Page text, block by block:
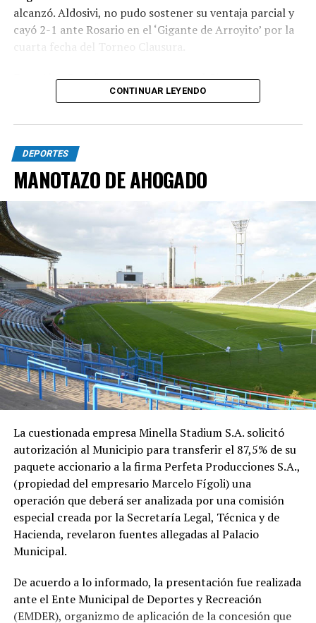
alcanzó. Aldosivi, no pudo sostener su ventaja parcial y
cayó 2-1 ante Rosario en el ‘Gigante de Arroyito’ por la
cuarta fecha del Torneo Clausura.
Foto Alan Sosa festeja su golazo en el Gigante de
Arroyito. FotobairesCONTINUAR LEYENDO
DEPORTES
MANOTAZO DE AHOGADO
La cuestionada empresa Minella Stadium S.A. solicitó
autorización al Municipio para transferir el 87,5% de su
paquete accionario a la firma Perfeta Producciones S.A.,
(propiedad del empresario Marcelo Fígoli) una
operación que deberá ser analizada por una comisión
especial creada por la Secretaría Legal, Técnica y de
Hacienda, revelaron fuentes allegadas al Palacio
Municipal.
De acuerdo a lo informado, la presentación fue realizada
ante el Ente Municipal de Deportes y Recreación
(EMDER), organizmo de aplicación de la concesión que